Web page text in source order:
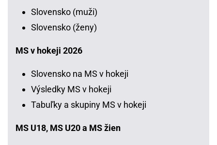
Slovensko (muži)
Slovensko (ženy)
MS v hokeji 2026
Slovensko na MS v hokeji
Výsledky MS v hokeji
Tabuľky a skupiny MS v hokeji
MS U18, MS U20 a MS žien